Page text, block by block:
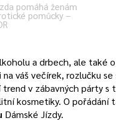
pomáhá ženám
pomůcky –
a drbech, ale také
váš večírek, rozlučku
trend v zábavných párty s
kosmetiky. O pořádání
Dámské Jízdy.